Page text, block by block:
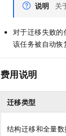
说明 关
对于迁移失败的
该任务被自动恢
费用说明
迁移类型
结构迁移和全量